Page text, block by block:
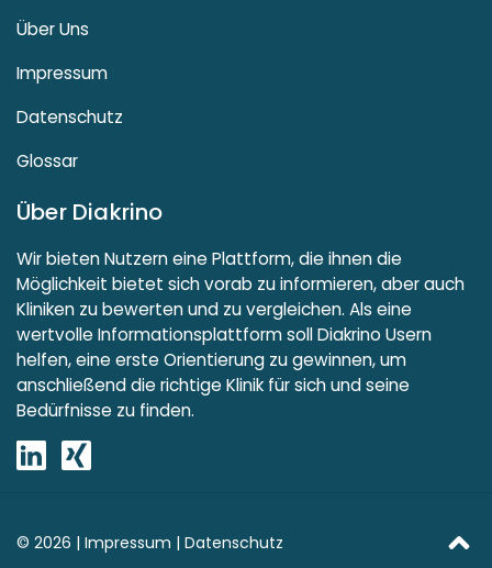
Über Uns
Impressum
Datenschutz
Glossar
Über Diakrino
Wir bieten Nutzern eine Plattform, die ihnen die
Möglichkeit bietet sich vorab zu informieren, aber auch
Kliniken zu bewerten und zu vergleichen. Als eine
wertvolle Informationsplattform soll Diakrino Usern
helfen, eine erste Orientierung zu gewinnen, um
anschließend die richtige Klinik für sich und seine
Bedürfnisse zu finden.
© 2026 | Impressum | Datenschutz